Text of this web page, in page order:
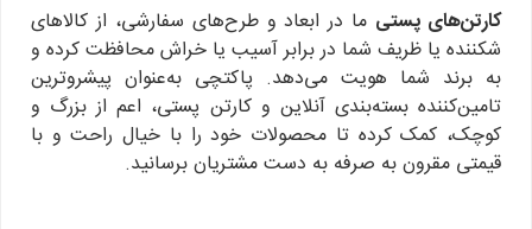
کارتن‌های پستی ما در ابعاد و طرح‌های سفارشی، از کالاهای
شکننده یا ظریف شما در برابر آسیب یا خراش محافظت کرده و
به برند شما هویت می‌دهد. پاکتچی به‌عنوان پیشروترین
تامین‌کننده بسته‌بندی آنلاین و کارتن پستی، اعم از بزرگ و
کوچک، کمک کرده تا محصولات خود را با خیال راحت و با
قیمتی مقرون به صرفه به دست مشتریان برسانید.